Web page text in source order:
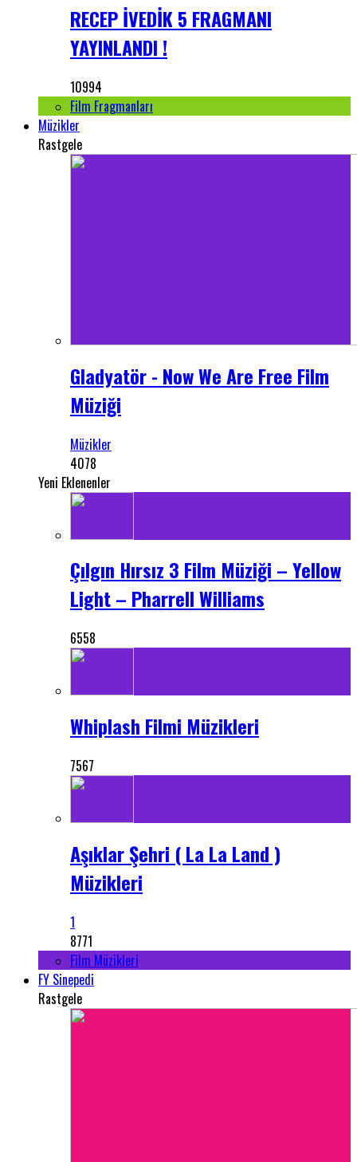
RECEP İVEDİK 5 FRAGMANI
YAYINLANDI !
10994
Film Fragmanları
Müzikler
Rastgele
Gladyatör - Now We Are Free Film
Müziği
Müzikler
4078
Yeni Eklenenler
Çılgın Hırsız 3 Film Müziği – Yellow
Light – Pharrell Williams
6558
Whiplash Filmi Müzikleri
7567
Aşıklar Şehri ( La La Land )
Müzikleri
1
8771
Film Müzikleri
FY Sinepedi
Rastgele